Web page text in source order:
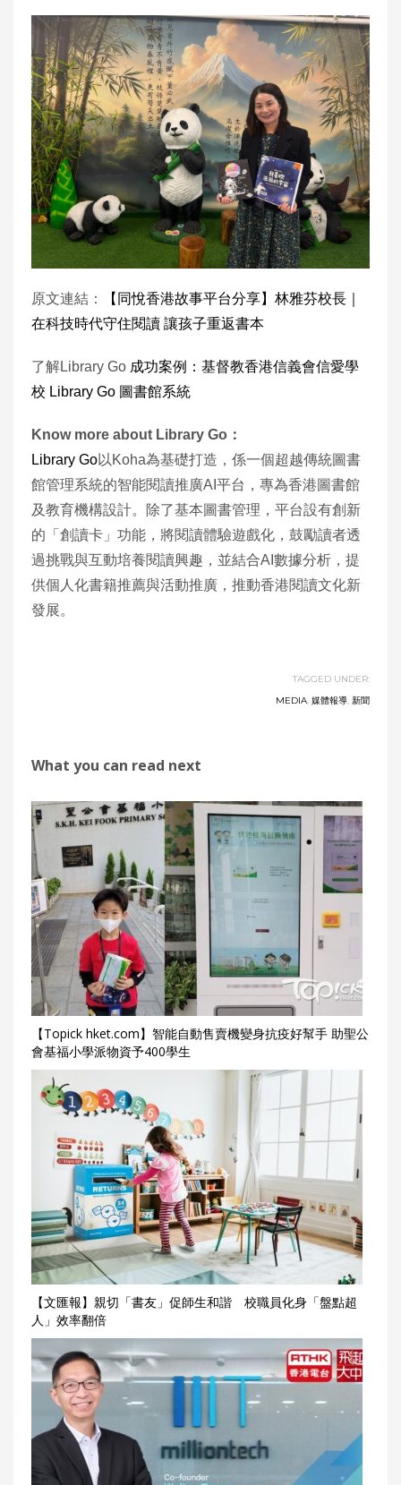
原文連結：
【同悅香港故事平台分享】林雅芬校長｜
在科技時代守住閱讀 讓孩子重返書本
了解Library Go 成功案例：基督教香港信義會信愛學
校 Library Go 圖書館系統
Know more about Library Go：
Library Go以Koha為基礎打造，係一個超越傳統圖書
館管理系統的智能閱讀推廣AI平台，專為香港圖書館
及教育機構設計。除了基本圖書管理，平台設有創新
的「創讀卡」功能，將閱讀體驗遊戲化，鼓勵讀者透
過挑戰與互動培養閱讀興趣，並結合AI數據分析，提
供個人化書籍推薦與活動推廣，推動香港閱讀文化新
發展。
TAGGED UNDER:
MEDIA, 媒體報導, 新聞
What you can read next
【Topick hket.com】智能自動售賣機變身抗疫好幫手 助聖公
會基福小學派物資予400學生
【文匯報】親切「書友」促師生和諧 校職員化身「盤點超
人」效率翻倍